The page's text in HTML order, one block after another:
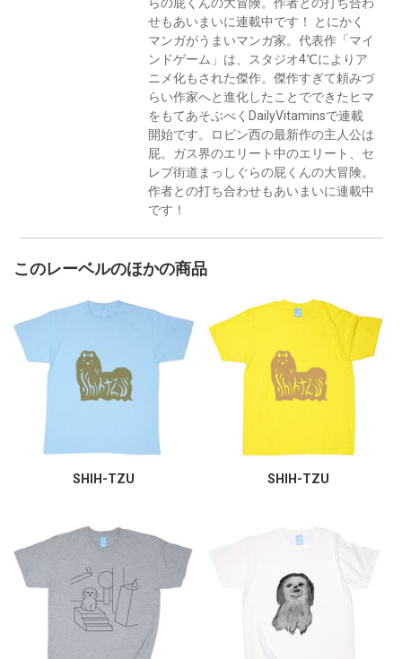
せもあいまいに連載中です！ とにかく
マンガがうまいマンガ家。代表作「マイ
ンドゲーム」は、スタジオ4℃によりア
ニメ化もされた傑作。傑作すぎて頼みづ
らい作家へと進化したことでできたヒマ
をもてあそぶべくDailyVitaminsで連載
開始です。ロビン西の最新作の主人公は
屁。ガス界のエリート中のエリート、セ
レブ街道まっしぐらの屁くんの大冒険。
作者との打ち合わせもあいまいに連載中
です！
このレーベルのほかの商品
SHIH-TZU SHIH-TZU